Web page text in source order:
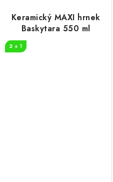
Keramický MAXI hrnek
Baskytara 550 ml
2 + 1